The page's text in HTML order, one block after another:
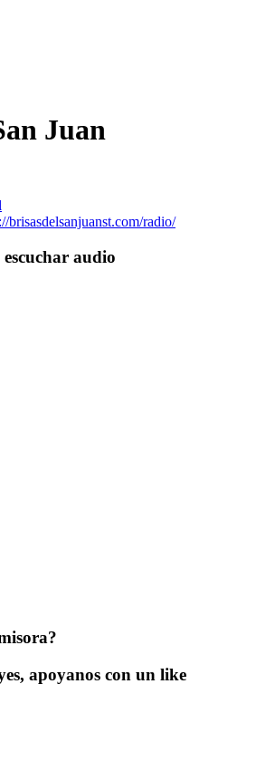
Juan
brisasdelsanjuanst.com/radio/
audio
apoyanos con un like